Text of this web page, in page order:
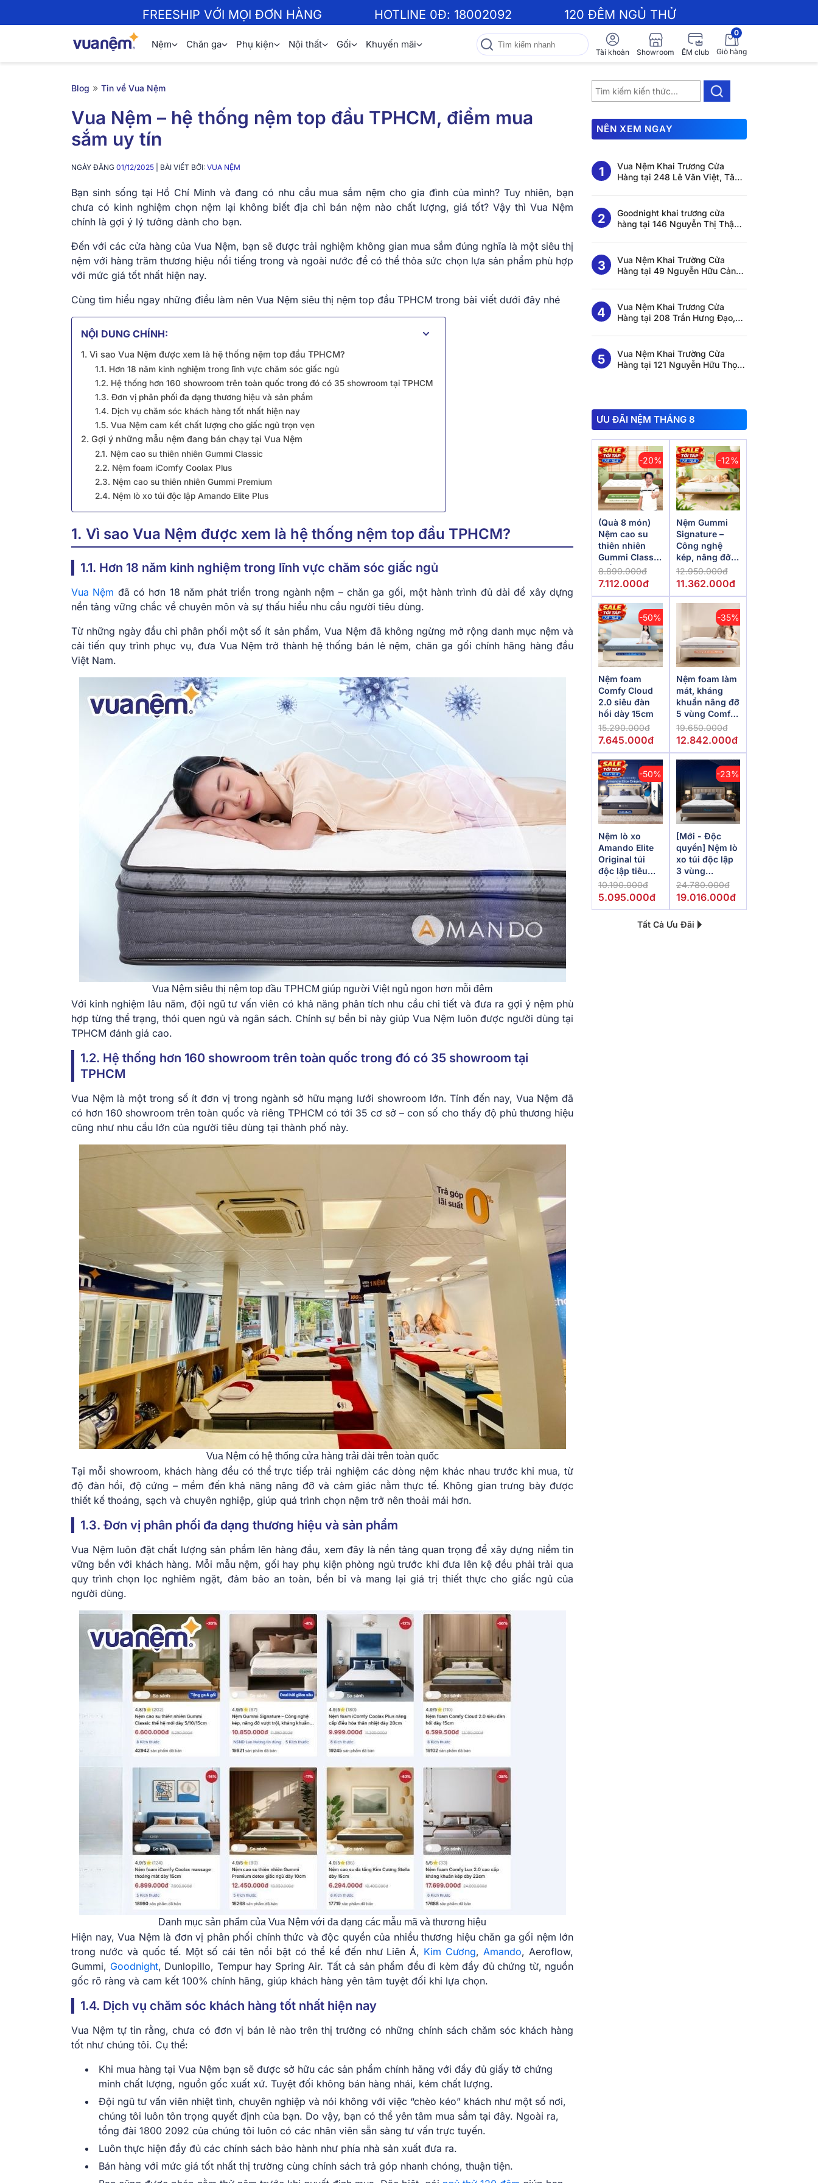
FREESHIP VỚI MỌI ĐƠN HÀNG HOTLINE 0Đ: 18002092 120 ĐÊM NGỦ THỬ
Nệm Chăn ga Phụ kiện Nội thất Gối Khuyến mãi
Tài khoản Showroom ÊM club
0
Giỏ hàng
Blog » Tin về Vua Nệm
Vua Nệm – hệ thống nệm top đầu TPHCM, điểm mua
sắm uy tín
NGÀY ĐĂNG 01/12/2025 | BÀI VIẾT BỞI: VUA NỆM
Bạn sinh sống tại Hồ Chí Minh và đang có nhu cầu mua sắm nệm cho gia đình của mình? Tuy nhiên, bạn
chưa có kinh nghiệm chọn nệm lại không biết địa chỉ bán nệm nào chất lượng, giá tốt? Vậy thì Vua Nệm
chính là gợi ý lý tưởng dành cho bạn.
Đến với các cửa hàng của Vua Nệm, bạn sẽ được trải nghiệm không gian mua sắm đúng nghĩa là một siêu thị
nệm với hàng trăm thương hiệu nổi tiếng trong và ngoài nước để có thể thỏa sức chọn lựa sản phẩm phù hợp
với mức giá tốt nhất hiện nay.
Cùng tìm hiểu ngay những điều làm nên Vua Nệm siêu thị nệm top đầu TPHCM trong bài viết dưới đây nhé
NỘI DUNG CHÍNH:
1. Vì sao Vua Nệm được xem là hệ thống nệm top đầu TPHCM?
1.1. Hơn 18 năm kinh nghiệm trong lĩnh vực chăm sóc giấc ngủ
1.2. Hệ thống hơn 160 showroom trên toàn quốc trong đó có 35 showroom tại TPHCM
1.3. Đơn vị phân phối đa dạng thương hiệu và sản phẩm
1.4. Dịch vụ chăm sóc khách hàng tốt nhất hiện nay
1.5. Vua Nệm cam kết chất lượng cho giấc ngủ trọn vẹn
2. Gợi ý những mẫu nệm đang bán chạy tại Vua Nệm
2.1. Nệm cao su thiên nhiên Gummi Classic
2.2. Nệm foam iComfy Coolax Plus
2.3. Nệm cao su thiên nhiên Gummi Premium
2.4. Nệm lò xo túi độc lập Amando Elite Plus
1. Vì sao Vua Nệm được xem là hệ thống nệm top đầu TPHCM?
1.1. Hơn 18 năm kinh nghiệm trong lĩnh vực chăm sóc giấc ngủ
Vua Nệm đã có hơn 18 năm phát triển trong ngành nệm – chăn ga gối, một hành trình đủ dài để xây dựng
nền tảng vững chắc về chuyên môn và sự thấu hiểu nhu cầu người tiêu dùng.
Từ những ngày đầu chỉ phân phối một số ít sản phẩm, Vua Nệm đã không ngừng mở rộng danh mục nệm và
cải tiến quy trình phục vụ, đưa Vua Nệm trở thành hệ thống bán lẻ nệm, chăn ga gối chính hãng hàng đầu
Việt Nam.
Vua Nệm siêu thị nệm top đầu TPHCM giúp người Việt ngủ ngon hơn mỗi đêm
Với kinh nghiệm lâu năm, đội ngũ tư vấn viên có khả năng phân tích nhu cầu chi tiết và đưa ra gợi ý nệm phù
hợp từng thể trạng, thói quen ngủ và ngân sách. Chính sự bền bỉ này giúp Vua Nệm luôn được người dùng tại
TPHCM đánh giá cao.
1.2. Hệ thống hơn 160 showroom trên toàn quốc trong đó có 35 showroom tại
TPHCM
Vua Nệm là một trong số ít đơn vị trong ngành sở hữu mạng lưới showroom lớn. Tính đến nay, Vua Nệm đã
có hơn 160 showroom trên toàn quốc và riêng TPHCM có tới 35 cơ sở – con số cho thấy độ phủ thương hiệu
cũng như nhu cầu lớn của người tiêu dùng tại thành phố này.
Vua Nệm có hệ thống cửa hàng trải dài trên toàn quốc
Tại mỗi showroom, khách hàng đều có thể trực tiếp trải nghiệm các dòng nệm khác nhau trước khi mua, từ
độ đàn hồi, độ cứng – mềm đến khả năng nâng đỡ và cảm giác nằm thực tế. Không gian trưng bày được
thiết kế thoáng, sạch và chuyên nghiệp, giúp quá trình chọn nệm trở nên thoải mái hơn.
1.3. Đơn vị phân phối đa dạng thương hiệu và sản phẩm
Vua Nệm luôn đặt chất lượng sản phẩm lên hàng đầu, xem đây là nền tảng quan trọng để xây dựng niềm tin
vững bền với khách hàng. Mỗi mẫu nệm, gối hay phụ kiện phòng ngủ trước khi đưa lên kệ đều phải trải qua
quy trình chọn lọc nghiêm ngặt, đảm bảo an toàn, bền bỉ và mang lại giá trị thiết thực cho giấc ngủ của
người dùng.
Danh mục sản phẩm của Vua Nệm với đa dạng các mẫu mã và thương hiệu
Hiện nay, Vua Nệm là đơn vị phân phối chính thức và độc quyền của nhiều thương hiệu chăn ga gối nệm lớn
trong nước và quốc tế. Một số cái tên nổi bật có thể kể đến như Liên Á, Kim Cương,Amando, Aeroflow,
Gummi, Goodnight, Dunlopillo, Tempur hay Spring Air. Tất cả sản phẩm đều đi kèm đầy đủ chứng từ, nguồn
gốc rõ ràng và cam kết 100% chính hãng, giúp khách hàng yên tâm tuyệt đối khi lựa chọn.
1.4. Dịch vụ chăm sóc khách hàng tốt nhất hiện nay
Vua Nệm tự tin rằng, chưa có đơn vị bán lẻ nào trên thị trường có những chính sách chăm sóc khách hàng
tốt như chúng tôi. Cụ thể:
Khi mua hàng tại Vua Nệm bạn sẽ được sở hữu các sản phẩm chính hãng với đầy đủ giấy tờ chứng
minh chất lượng, nguồn gốc xuất xứ. Tuyệt đối không bán hàng nhái, kém chất lượng.
Đội ngũ tư vấn viên nhiệt tình, chuyên nghiệp và nói không với việc “chèo kéo” khách như một số nơi,
chúng tôi luôn tôn trọng quyết định của bạn. Do vậy, bạn có thể yên tâm mua sắm tại đây. Ngoài ra,
tổng đài 1800 2092 của chúng tôi luôn có các nhân viên sẵn sàng tư vấn trực tuyến.
Luôn thực hiện đầy đủ các chính sách bảo hành như phía nhà sản xuất đưa ra.
Bán hàng với mức giá tốt nhất thị trường cùng chính sách trả góp nhanh chóng, thuận tiện.
NÊN XEM NGAY
Vua Nệm Khai Trương Cửa
Hàng tại 248 Lê Văn Việt, Tăng
Goodnight khai trương cửa
hàng tại 146 Nguyễn Thị Thập,
Vua Nệm Khai Trường Cửa
Hàng tại 49 Nguyễn Hữu Cảnh,
Vua Nệm Khai Trương Cửa
Hàng tại 208 Trần Hưng Đạo,
Vua Nệm Khai Trường Cửa
Hàng tại 121 Nguyễn Hữu Thọ,
ƯU ĐÃI NỆM THÁNG 8
-20%
(Quà 8 món)
Nệm cao su
thiên nhiên
Gummi Classic
thế hệ mới dày
5/10/15cm
8.890.000đ
7.112.000đ
-12%
Nệm Gummi
Signature –
Công nghệ
kép, nâng đỡ
vượt trội,
kháng khuẩn
12.950.000đ
11.362.000đ
-50%
Nệm foam
Comfy Cloud
2.0 siêu đàn
hồi dày 15cm
15.290.000đ
7.645.000đ
-35%
Nệm foam làm
mát, kháng
khuẩn nâng đỡ
5 vùng Comfy
Lux 1.0
19.650.000đ
12.842.000đ
-50%
Nệm lò xo
Amando Elite
Original túi
độc lập tiêu
chuẩn khách
sạn 5 sao dày
10.190.000đ
5.095.000đ
-23%
[Mới - Độc
quyền] Nệm lò
xo túi độc lập
3 vùng
Dunlopillo
de.Stress
24.780.000đ
19.016.000đ
Tất Cả Ưu Đãi